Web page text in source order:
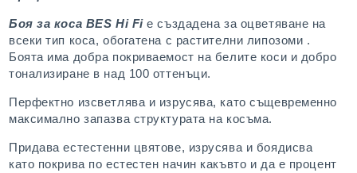
Боя за коса BES Hi Fiе създадена за оцветяване на
всеки тип коса, обогатена с растителни липозоми .
Боята има добра покриваемост на белите коси и добро
тонализиране в над 100 оттенъци.
Перфектно изсветлява и изрусява, като същевременно
максимално запазва структурата на косъма.
Придава естестенни цвятове, изрусява и боядисва
като покрива по естестен начин какъвто и да е процент